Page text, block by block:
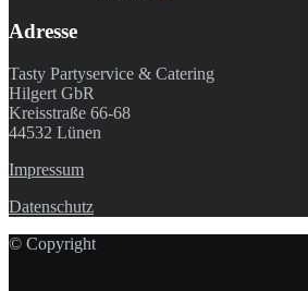
Adresse
Tasty Partyservice & Catering
Hilgert GbR
Kreisstraße 66-68
44532 Lünen
Impressum
Datenschutz
© Copyright